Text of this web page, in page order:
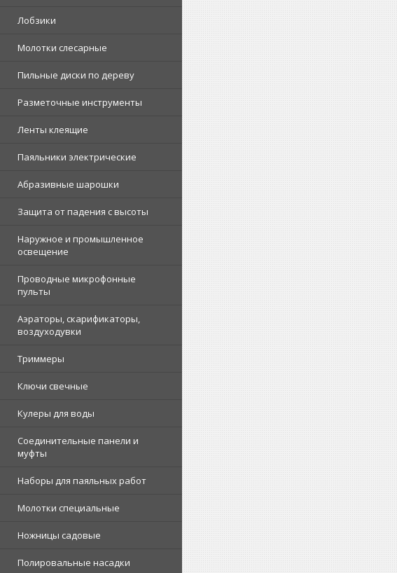
Лобзики
Молотки слесарные
Пильные диски по дереву
Разметочные инструменты
Ленты клеящие
Паяльники электрические
Абразивные шарошки
Защита от падения с высоты
Наружное и промышленное
освещение
Проводные микрофонные
пульты
Аэраторы, скарификаторы,
воздуходувки
Триммеры
Ключи свечные
Кулеры для воды
Соединительные панели и
муфты
Наборы для паяльных работ
Молотки специальные
Ножницы садовые
Полировальные насадки